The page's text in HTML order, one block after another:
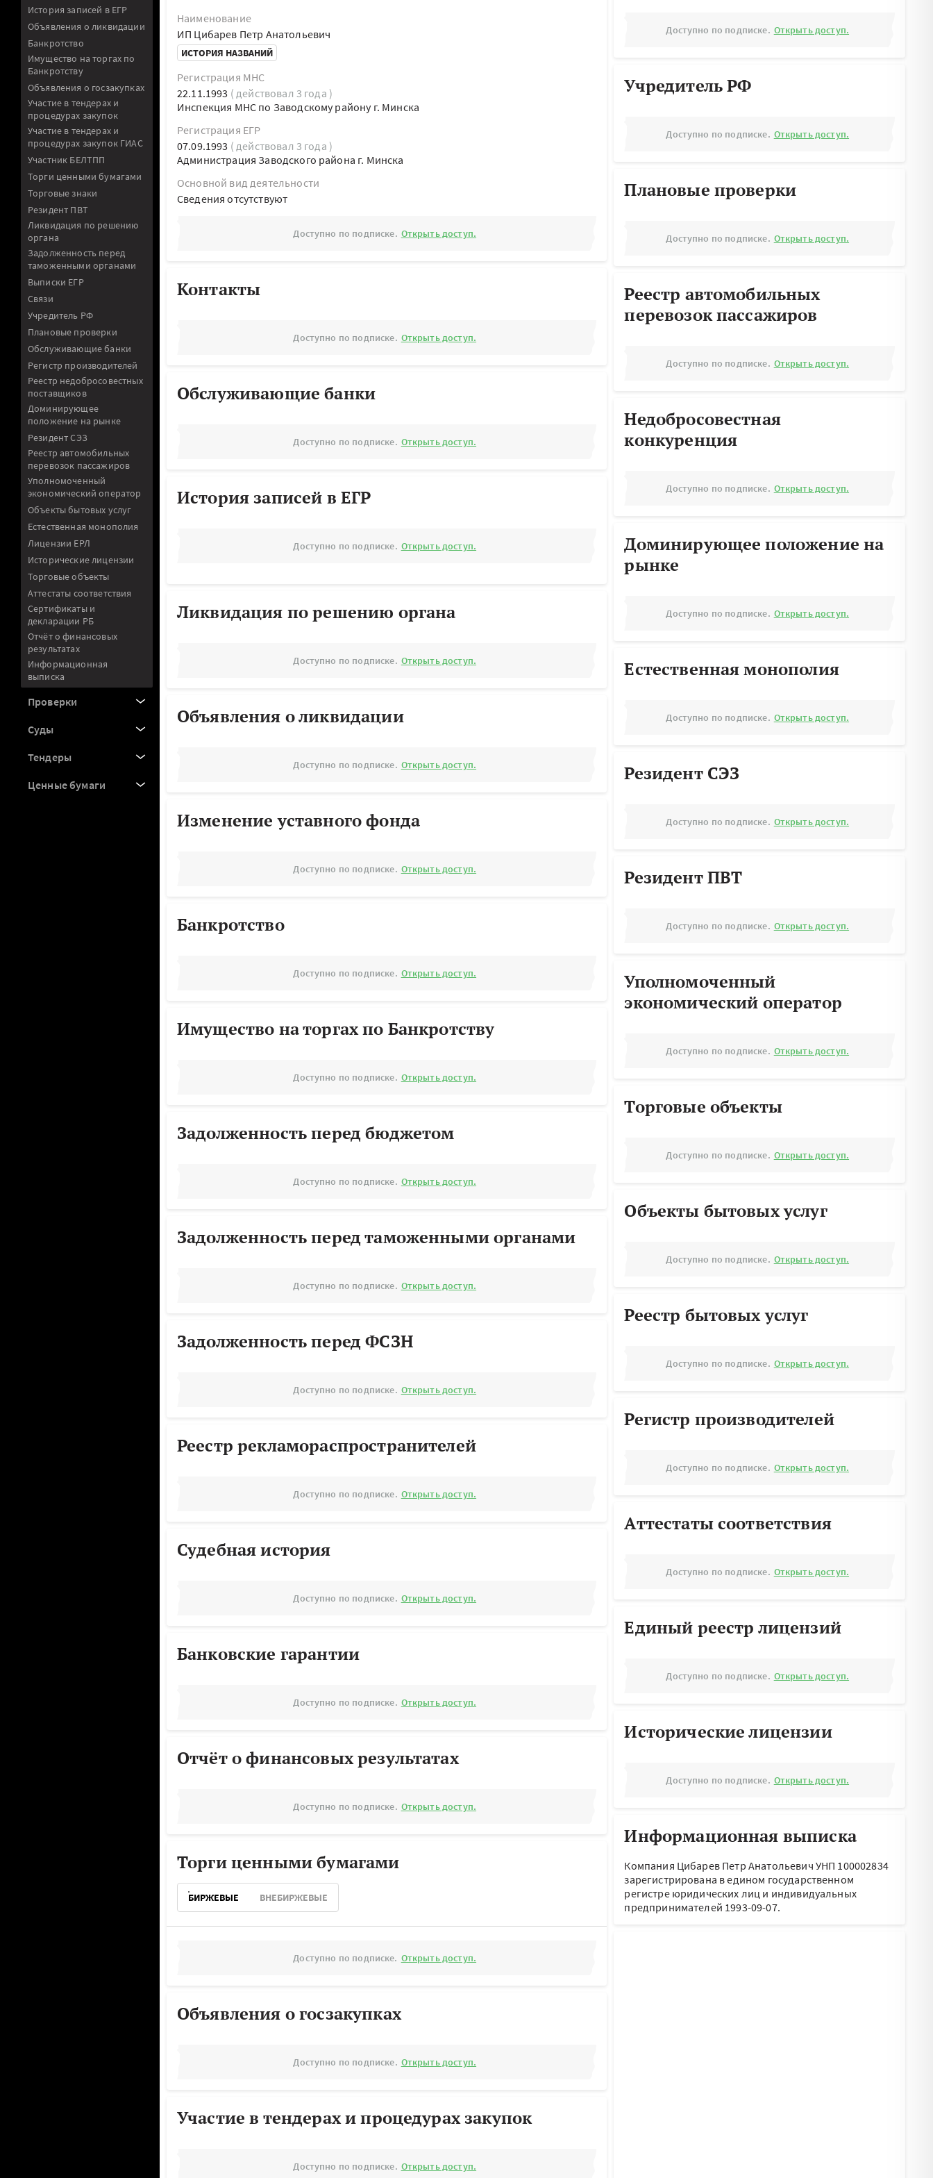
История записей в ЕГР
Объявления о ликвидации
Банкротство
Имущество на торгах по
Банкротству
Объявления о госзакупках
Участие в тендерах и
процедурах закупок
Участие в тендерах и
процедурах закупок ГИАС
Участник БЕЛТПП
Торги ценными бумагами
Торговые знаки
Резидент ПВТ
Ликвидация по решению
органа
Задолженность перед
таможенными органами
Выписки ЕГР
Связи
Учредитель РФ
Плановые проверки
Обслуживающие банки
Регистр производителей
Реестр недобросовестных
поставщиков
Доминирующее
положение на рынке
Резидент СЭЗ
Реестр автомобильных
перевозок пассажиров
Уполномоченный
экономический оператор
Объекты бытовых услуг
Естественная монополия
Лицензии ЕРЛ
Исторические лицензии
Торговые объекты
Аттестаты соответствия
Сертификаты и
декларации РБ
Отчёт о финансовых
результатах
Информационная
выписка
Проверки
Суды
Тендеры
Ценные бумаги
Наименование
ИП Цибарев Петр Анатольевич
ИСТОРИЯ НАЗВАНИЙ
Регистрация МНС
22.11.1993 ( действовал 3 года )
Инспекция МНС по Заводскому району г. Минска
Регистрация ЕГР
07.09.1993 ( действовал 3 года )
Администрация Заводского района г. Минска
Основной вид деятельности
Cведения отсутствуют
Доступно по подписке. Открыть доступ.
Контакты
Доступно по подписке. Открыть доступ.
Обслуживающие банки
Доступно по подписке. Открыть доступ.
История записей в ЕГР
Доступно по подписке. Открыть доступ.
Ликвидация по решению органа
Доступно по подписке. Открыть доступ.
Объявления о ликвидации
Доступно по подписке. Открыть доступ.
Изменение уставного фонда
Доступно по подписке. Открыть доступ.
Банкротство
Доступно по подписке. Открыть доступ.
Имущество на торгах по Банкротству
Доступно по подписке. Открыть доступ.
Задолженность перед бюджетом
Доступно по подписке. Открыть доступ.
Задолженность перед таможенными органами
Доступно по подписке. Открыть доступ.
Задолженность перед ФСЗН
Доступно по подписке. Открыть доступ.
Реестр рекламораспространителей
Доступно по подписке. Открыть доступ.
Судебная история
Доступно по подписке. Открыть доступ.
Банковские гарантии
Доступно по подписке. Открыть доступ.
Отчёт о финансовых результатах
Доступно по подписке. Открыть доступ.
Торги ценными бумагами
БИРЖЕВЫЕ ВНЕБИРЖЕВЫЕ
Доступно по подписке. Открыть доступ.
Объявления о госзакупках
Доступно по подписке. Открыть доступ.
Участие в тендерах и процедурах закупок
Доступно по подписке. Открыть доступ.
Доступно по подписке. Открыть доступ.
Учредитель РФ
Доступно по подписке. Открыть доступ.
Плановые проверки
Доступно по подписке. Открыть доступ.
Реестр автомобильных
перевозок пассажиров
Доступно по подписке. Открыть доступ.
Недобросовестная
конкуренция
Доступно по подписке. Открыть доступ.
Доминирующее положение на
рынке
Доступно по подписке. Открыть доступ.
Естественная монополия
Доступно по подписке. Открыть доступ.
Резидент СЭЗ
Доступно по подписке. Открыть доступ.
Резидент ПВТ
Доступно по подписке. Открыть доступ.
Уполномоченный
экономический оператор
Доступно по подписке. Открыть доступ.
Торговые объекты
Доступно по подписке. Открыть доступ.
Объекты бытовых услуг
Доступно по подписке. Открыть доступ.
Реестр бытовых услуг
Доступно по подписке. Открыть доступ.
Регистр производителей
Доступно по подписке. Открыть доступ.
Аттестаты соответствия
Доступно по подписке. Открыть доступ.
Единый реестр лицензий
Доступно по подписке. Открыть доступ.
Исторические лицензии
Доступно по подписке. Открыть доступ.
Информационная выписка
Компания Цибарев Петр Анатольевич УНП 100002834
зарегистрирована в едином государственном
регистре юридических лиц и индивидуальных
предпринимателей 1993-09-07.